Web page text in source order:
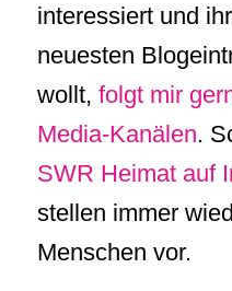
interessiert und
neuesten
wollt, folgt mir
Media-Kanälen.
SWR Heimat auf
stellen immer
Menschen vor.